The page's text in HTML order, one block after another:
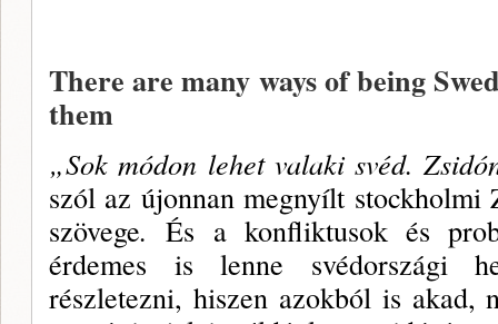
There are many ways of being
them
„Sok módon lehet valaki svéd.
szól az újonnan megnyílt stockholmi
szövege.És a konfliktusok és
érdemes is lenne svédországi
részletezni, hiszen azokból is akad,